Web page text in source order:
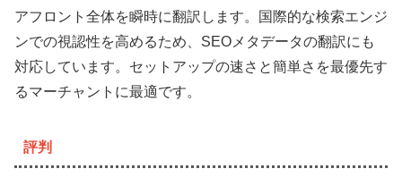
アフロント全体を瞬時に翻訳します。国際的な検索エンジ
ンでの視認性を高めるため、SEOメタデータの翻訳にも
対応しています。セットアップの速さと簡単さを最優先す
るマーチャントに最適です。
評判